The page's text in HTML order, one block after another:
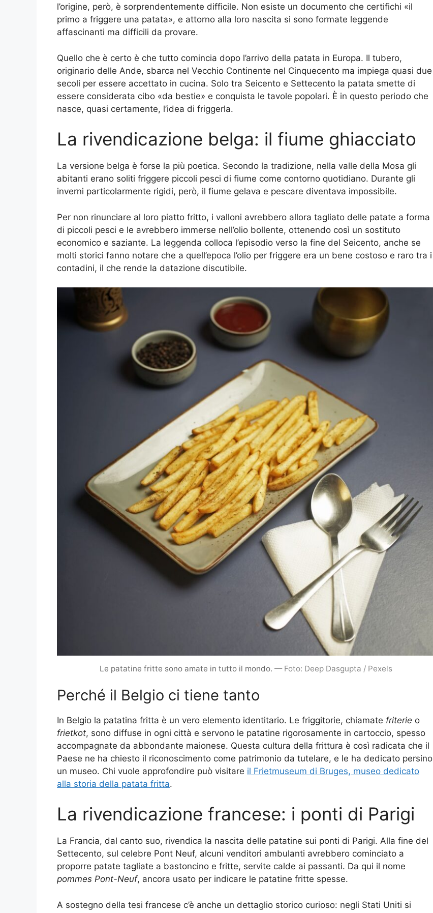
l’origine, però, è sorprendentemente difficile. Non esiste un documento che certifichi «il
primo a friggere una patata», e attorno alla loro nascita si sono formate leggende
affascinanti ma difficili da provare.
Quello che è certo è che tutto comincia dopo l’arrivo della patata in Europa. Il tubero,
originario delle Ande, sbarca nel Vecchio Continente nel Cinquecento ma impiega quasi due
secoli per essere accettato in cucina. Solo tra Seicento e Settecento la patata smette di
essere considerata cibo «da bestie» e conquista le tavole popolari. È in questo periodo che
nasce, quasi certamente, l’idea di friggerla.
La rivendicazione belga: il fiume ghiacciato
La versione belga è forse la più poetica. Secondo la tradizione, nella valle della Mosa gli
abitanti erano soliti friggere piccoli pesci di fiume come contorno quotidiano. Durante gli
inverni particolarmente rigidi, però, il fiume gelava e pescare diventava impossibile.
Per non rinunciare al loro piatto fritto, i valloni avrebbero allora tagliato delle patate a forma
di piccoli pesci e le avrebbero immerse nell’olio bollente, ottenendo così un sostituto
economico e saziante. La leggenda colloca l’episodio verso la fine del Seicento, anche se
molti storici fanno notare che a quell’epoca l’olio per friggere era un bene costoso e raro tra i
contadini, il che rende la datazione discutibile.
Le patatine fritte sono amate in tutto il mondo. — Foto: Deep Dasgupta / Pexels
Perché il Belgio ci tiene tanto
In Belgio la patatina fritta è un vero elemento identitario. Le friggitorie, chiamate friterie o
frietkot, sono diffuse in ogni città e servono le patatine rigorosamente in cartoccio, spesso
accompagnate da abbondante maionese. Questa cultura della frittura è così radicata che il
Paese ne ha chiesto il riconoscimento come patrimonio da tutelare, e le ha dedicato persino
un museo. Chi vuole approfondire può visitare il Frietmuseum di Bruges, museo dedicato
alla storia della patata fritta.
La rivendicazione francese: i ponti di Parigi
La Francia, dal canto suo, rivendica la nascita delle patatine sui ponti di Parigi. Alla fine del
Settecento, sul celebre Pont Neuf, alcuni venditori ambulanti avrebbero cominciato a
proporre patate tagliate a bastoncino e fritte, servite calde ai passanti. Da qui il nome
pommes Pont-Neuf, ancora usato per indicare le patatine fritte spesse.
A sostegno della tesi francese c’è anche un dettaglio storico curioso: negli Stati Uniti si